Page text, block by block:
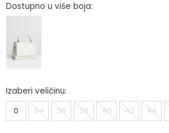
Dostupno u više boja:
Izaberi veličinu:
0
34 36 38 40 42 44